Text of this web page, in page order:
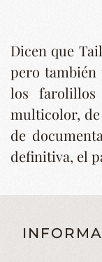
Dicen que
pero
los
multicolor, de
de
definitiva, el